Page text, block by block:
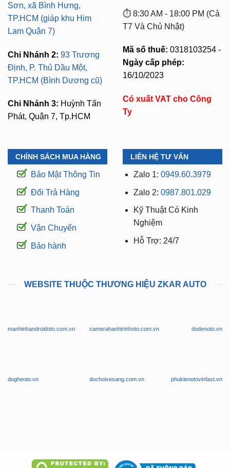
Sơn, xã Bình Hưng,
TP.HCM (giáp khu Him
Lam Quận 7)
Chi Nhánh 2: 93 Trương
Định, P. Thủ Dầu Một,
TP.HCM (Bình Dương cũ)
Chi Nhánh 3: Huỳnh Tấn
Phát, Quận 7, Tp.HCM
⏱️ 8:30 AM - 18:00 PM (Cả
T7 Và Chủ Nhật)
Mã số thuế: 0318103254 -
Ngày cấp phép:
16/10/2023
Có xuất VAT cho Công
Ty
CHÍNH SÁCH MUA HÀNG
Bảo Mật Thông Tin
Đổi Trả Hàng
Thanh Toán
Vận Chuyển
Bảo hành
LIÊN HỆ TƯ VẤN
Zalo 1: 0949.60.3979
Zalo 2: 0987.801.029
Kỹ Thuật Có Kinh
Nghiệm
Hỗ Trợ: 24/7
WEBSITE THUỘC THƯƠNG HIỆU ZKAR AUTO
manhinhandroidoto.com.vn camerahanhtrinhoto.com.vn dodenoto.vn
dogheoto.vn dochoixesang.com.vn phukienotovinfast.vn